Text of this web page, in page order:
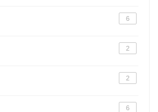
6
2
2
6